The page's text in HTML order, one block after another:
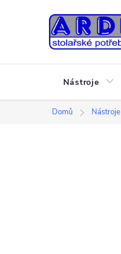
Nástroje
Domů Nástroje